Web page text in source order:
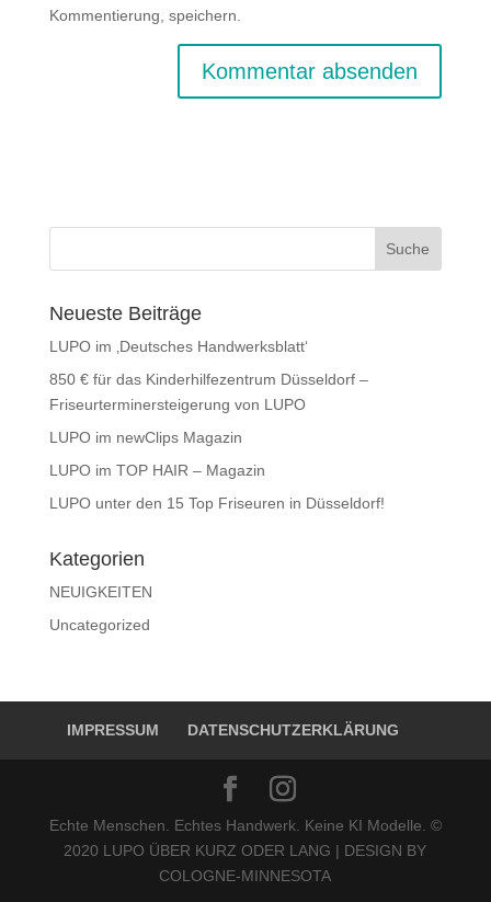
Kommentierung, speichern.
Neueste Beiträge
LUPO im ‚Deutsches Handwerksblatt‘
850 € für das Kinderhilfezentrum Düsseldorf –
Friseurterminersteigerung von LUPO
LUPO im newClips Magazin
LUPO im TOP HAIR – Magazin
LUPO unter den 15 Top Friseuren in Düsseldorf!
Kategorien
NEUIGKEITEN
Uncategorized
IMPRESSUM DATENSCHUTZERKLÄRUNG
Echte Menschen. Echtes Handwerk. Keine KI Modelle. ©
2020 LUPO ÜBER KURZ ODER LANG | DESIGN BY
COLOGNE-MINNESOTA